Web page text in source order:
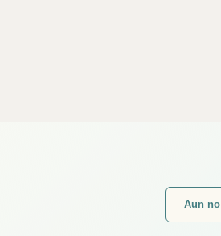
Aun